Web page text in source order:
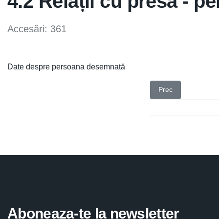
Accesări: 361
Date despre persoana desemnată
Articol precedent:
Prec
Aboneaza-te la newsletter